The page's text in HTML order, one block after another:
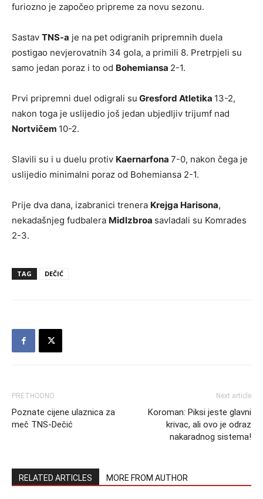
furiozno je započeo pripreme za novu sezonu.
Sastav TNS-a je na pet odigranih pripremnih duela
postigao nevjerovatnih 34 gola, a primili 8. Pretrpjeli su
samo jedan poraz i to od Bohemiansa 2-1.
Prvi pripremni duel odigrali su Gresford Atletika 13-2,
nakon toga je uslijedio još jedan ubjedljiv trijumf nad
Nortvičem 10-2.
Slavili su i u duelu protiv Kaernarfona 7-0, nakon čega je
uslijedio minimalni poraz od Bohemiansa 2-1.
Prije dva dana, izabranici trenera Krejga Harisona,
nekadašnjeg fudbalera Midlzbroa savladali su Komrades
2-3.
TAG DEČIĆ
PRETHODNO
Poznate cijene ulaznica za
meč TNS-Dečić
Next article
Koroman: Piksi jeste glavni
krivac, ali ovo je odraz
nakaradnog sistema!
RELATED ARTICLES MORE FROM AUTHOR